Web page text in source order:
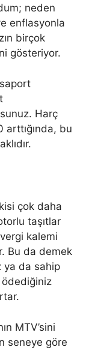
neden
enflasyonla
birçok
gösteriyor.
Harç
arttığında, bu
çok daha
taşıtlar
kalemi
Bu da demek
ya da sahip
MTV’sini
seneye göre